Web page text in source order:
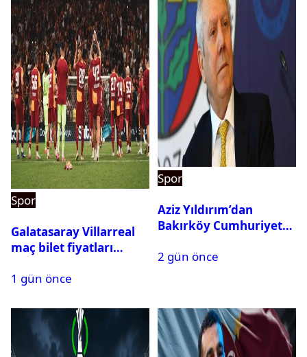
Spor
Galatasaray Villarreal
maç bilet fiyatları
1 gün önce
Spor
Aziz Yıldırım’dan
Bakırköy Cumhuriyet
duyurusu
2 gün önce